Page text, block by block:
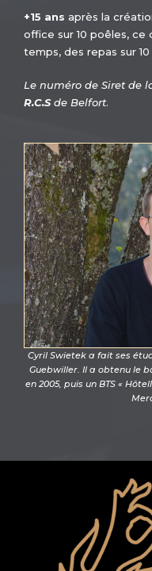
+15 ans après la
office sur 10 poêles,
temps, des repas sur
Le numéro de Siret de
R.C.S de Belfort.
Cyril Swietek a fait ses
Guebwiller. Il a obtenu le
en 2005, puis un BTS «